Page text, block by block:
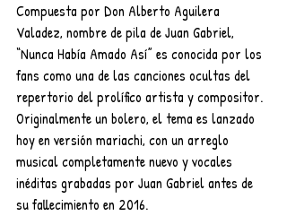
Compuesta por Don Alberto Aguilera
Valadez, nombre de pila de Juan Gabriel,
“Nunca Había Amado Así” es conocida por los
fans como una de las canciones ocultas del
repertorio del prolífico artista y compositor.
Originalmente un bolero, el tema es lanzado
hoy en versión mariachi, con un arreglo
musical completamente nuevo y vocales
inéditas grabadas por Juan Gabriel antes de
su fallecimiento en 2016.